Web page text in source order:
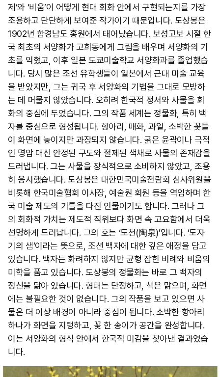
제’와 ‘비움’이 어떻게 현대 회화 안에서 구현되는지를 가장
조용하고 단단하게 보여준 작가이기 때문입니다. 도상봉은
1902년 함경남도 홍원에서 태어났습니다. 보성고보 시절 한
국 최초의 서양화가 고희동에게 그림을 배우며 서양화의 기
초를 익혔고, 이후 일본 도쿄미술학교 서양화과를 졸업했습
니다. 당시 많은 조선 유학생들이 일본에서 근대 미술 교육
을 받았지만, 그는 귀국 후 서양화의 기법을 그대로 모방하
는 데 머물지 않았습니다. 오히려 한국적 정서와 사물을 회
화의 중심에 두었습니다. 그의 작품 세계는 정물화, 특히 백
자를 중심으로 형성됩니다. 항아리, 매화, 과일, 소박한 꽃들
이 화면에 놓이지만 과장되지 않습니다. 굵은 윤곽이나 극적
인 명암 대신 안정된 구도와 절제된 색채로 사물의 존재감을
드러냅니다. 그는 사물을 장식적으로 소비하지 않았고, 조용
히 응시했습니다. 도상봉은 대한민국미술전람회 심사위원을
비롯해 한국미술협회 이사장, 예술원 회원 등을 역임하며 한
국 미술 제도의 기틀을 다진 인물이기도 합니다. 그러나 그
의 회화적 가치는 제도적 직위보다 화면 속 고요함에서 더욱
선명하게 드러납니다. 그의 호는 ‘도천(陶泉)’입니다. ‘도자
기의 샘’이라는 뜻으로, 조선 백자에 대한 깊은 애정을 담고
있습니다. 백자는 화려하지 않지만 균형 잡힌 비례와 비움의
미학을 품고 있습니다. 도상봉의 정물화는 바로 그 백자의
정신을 닮아 있습니다. 형태는 단정하고, 색은 맑으며, 화면
에는 불필요한 것이 없습니다. 그의 작품을 보고 있으면 사
물은 더 이상 배경이 아니라 중심이 됩니다. 소박한 항아리
하나가 화면을 지탱하고, 꽃 한 송이가 공간을 완성합니다.
이는 서양화의 형식 안에서 한국적 미감을 찾아낸 결과였습
니다. ​